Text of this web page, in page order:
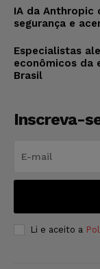
IA da Anthropic
segurança e
Especialistas
econômicos da
Brasil
Inscreva-
Li e aceito a